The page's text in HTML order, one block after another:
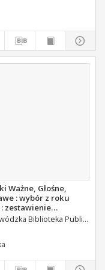
Ważne, Głośne,
: wybór z roku
zestawienie
Wojewódzka Biblioteka Publiczna (Kielce). Dział Informacyjno-Bibliograficzny.